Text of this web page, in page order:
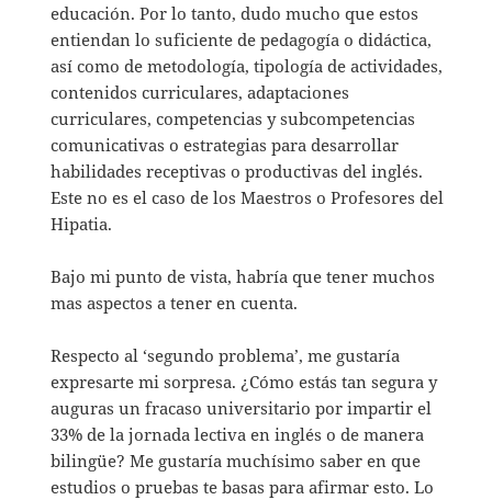
educación. Por lo tanto, dudo mucho que estos
entiendan lo suficiente de pedagogía o didáctica,
así como de metodología, tipología de actividades,
contenidos curriculares, adaptaciones
curriculares, competencias y subcompetencias
comunicativas o estrategias para desarrollar
habilidades receptivas o productivas del inglés.
Este no es el caso de los Maestros o Profesores del
Hipatia.
Bajo mi punto de vista, habría que tener muchos
mas aspectos a tener en cuenta.
Respecto al ‘segundo problema’, me gustaría
expresarte mi sorpresa. ¿Cómo estás tan segura y
auguras un fracaso universitario por impartir el
33% de la jornada lectiva en inglés o de manera
bilingüe? Me gustaría muchísimo saber en que
estudios o pruebas te basas para afirmar esto. Lo